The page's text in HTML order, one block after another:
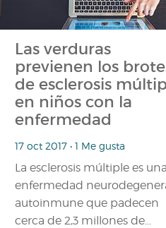
Las verduras
previenen los
de esclerosis
en niños con la
enfermedad
17 oct 2017 • 1 Me gusta
La esclerosis múltiple es una
enfermedad
autoinmune que padecen
cerca de 2,3 millones de…